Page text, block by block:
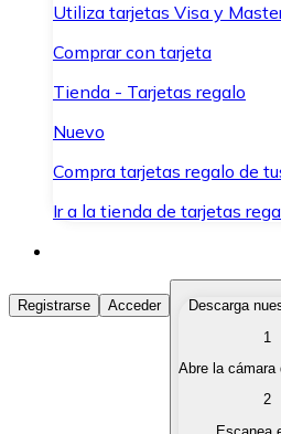
Utiliza tarjetas Visa y
Comprar con tarjeta
Tienda - Tarjetas regalo
Nuevo
Compra tarjetas regalo de
Ir a la tienda de tarjetas
Comprar Criptomonedas
Compra criptomonedas
Vende tus criptomonedas
Registrarse Acceder
Descarga
1
Abre la cámara
2